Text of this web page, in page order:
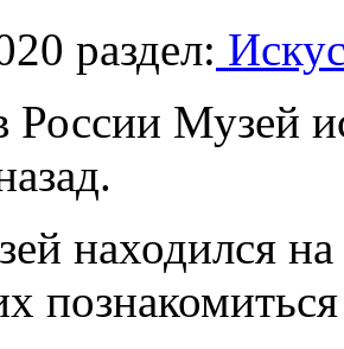
раздел:
Музей
находился
познакомиться